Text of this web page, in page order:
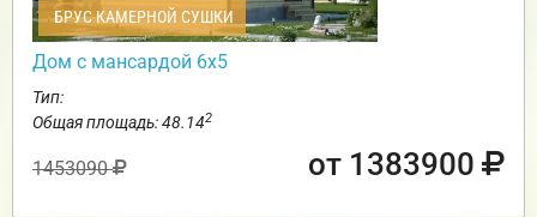
БРУС КАМЕРНОЙ СУШКИ
Дом с мансардой 6х5
Тип:
Общая площадь: 48.142
1453090 от 1383900